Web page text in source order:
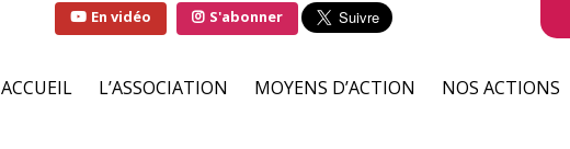
ACCUEIL L’ASSOCIATION MOYENS D’ACTION NOS ACTIONS
S'abonner
En vidéo